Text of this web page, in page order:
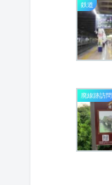
鉄道
廃線跡訪問